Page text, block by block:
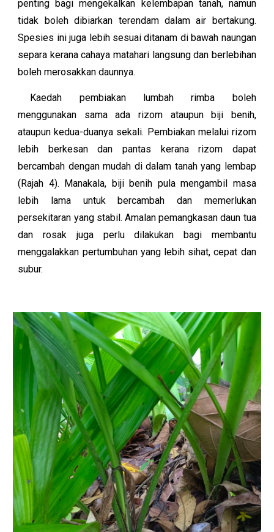
penting bagi mengekalkan kelembapan tanah, namun
tidak boleh dibiarkan terendam dalam air bertakung.
Spesies ini juga lebih sesuai ditanam di bawah naungan
separa kerana cahaya matahari langsung dan berlebihan
boleh merosakkan daunnya.
Kaedah pembiakan lumbah rimba boleh
menggunakan sama ada rizom ataupun biji benih,
ataupun kedua-duanya sekali. Pembiakan melalui rizom
lebih berkesan dan pantas kerana rizom dapat
bercambah dengan mudah di dalam tanah yang lembap
(Rajah 4). Manakala, biji benih pula mengambil masa
lebih lama untuk bercambah dan memerlukan
persekitaran yang stabil. Amalan pemangkasan daun tua
dan rosak juga perlu dilakukan bagi membantu
menggalakkan pertumbuhan yang lebih sihat, cepat dan
subur.